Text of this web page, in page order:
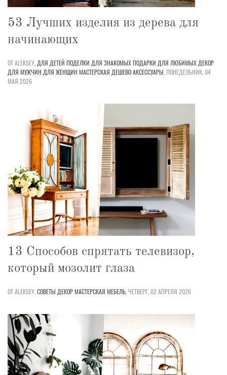
53 Лучших изделия из дерева для
начинающих
ОТ ALEKSEY, ДЛЯ ДЕТЕЙ ПОДЕЛКИ ДЛЯ ЗНАКОМЫХПОДАРКИ ДЛЯ ЛЮБИМЫХ ДЕКОР
ДЛЯ МУЖЧИН ДЛЯ ЖЕНЩИН МАСТЕРСКАЯ ДЕШЕВОАКСЕССУАРЫ,ПОНЕДЕЛЬНИК, 04
МАЯ 2026
13 Способов спрятать телевизор,
который мозолит глаза
ОТ ALEKSEY,СОВЕТЫ ДЕКОРМАСТЕРСКАЯ МЕБЕЛЬ,ЧЕТВЕРГ, 02 АПРЕЛЯ 2026